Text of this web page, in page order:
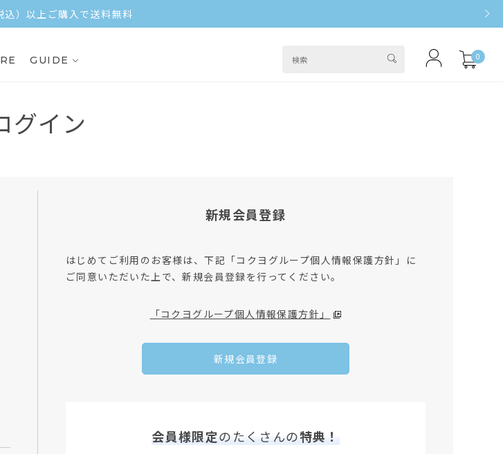
）以上ご購入で送料無料
GUIDE 0
グイン
新規会員登録
はじめてご利用のお客様は、下記「コクヨグループ個人情報保護方針」に
ご同意いただいた上で、新規会員登録を行ってください。
「コクヨグループ個人情報保護方針」
新規会員登録
会員様限定のたくさんの特典！